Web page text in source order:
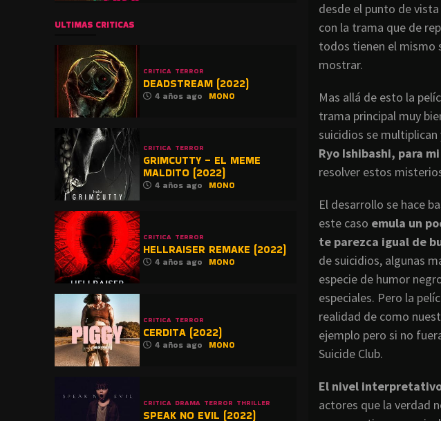
desde el punto de
con la trama que de
todos tienen el mismo
mostrar.
Mas allá de esto la
trama principal muy
suicidios se
Ryo Ishibashi, para
resolver estos
El desarrollo se hace
este caso emula un
te parezca igual de
de suicidios, algunas
especie de humor
especiales. Pero la
realidad de como
ejemplo pero si no
Suicide Club.
El nivel
actores que la verdad
ULTIMAS CRITICAS
CRITICA TERROR
DEADSTREAM (2022)
4 años ago MONO
CRITICA TERROR
GRIMCUTTY – EL MEME
MALDITO (2022)
4 años ago MONO
CRITICA TERROR
HELLRAISER REMAKE (2022)
4 años ago MONO
CRITICA TERROR
CERDITA (2022)
4 años ago MONO
CRITICA DRAMA TERROR THRILLER
SPEAK NO EVIL (2022)